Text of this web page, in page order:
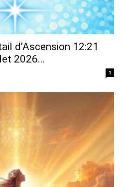
d’Ascension 12:21
2026...
1